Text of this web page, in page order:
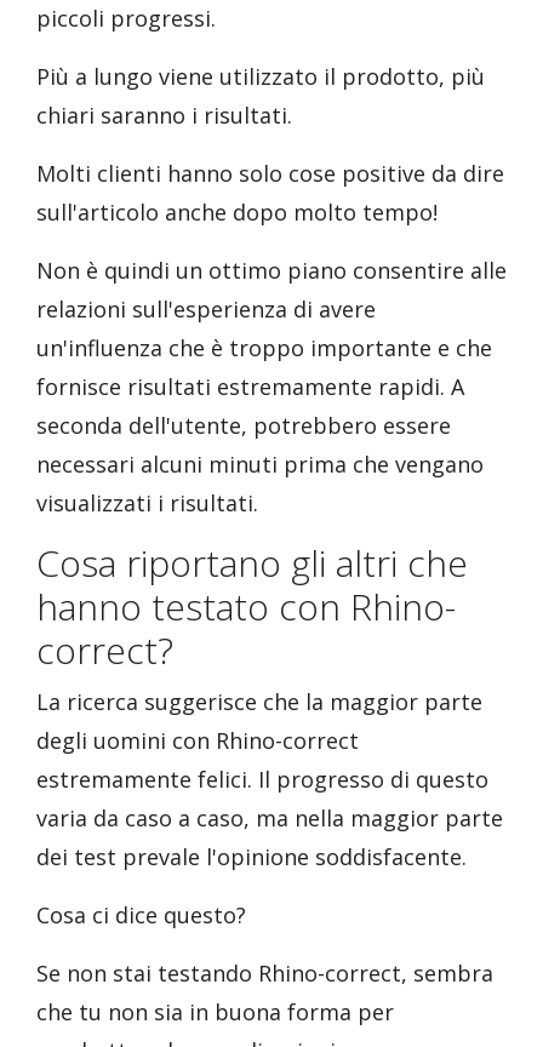
piccoli progressi.
Più a lungo viene utilizzato il prodotto, più
chiari saranno i risultati.
Molti clienti hanno solo cose positive da dire
sull'articolo anche dopo molto tempo!
Non è quindi un ottimo piano consentire alle
relazioni sull'esperienza di avere
un'influenza che è troppo importante e che
fornisce risultati estremamente rapidi. A
seconda dell'utente, potrebbero essere
necessari alcuni minuti prima che vengano
visualizzati i risultati.
Cosa riportano gli altri che
hanno testato con Rhino-
correct?
La ricerca suggerisce che la maggior parte
degli uomini con Rhino-correct
estremamente felici. Il progresso di questo
varia da caso a caso, ma nella maggior parte
dei test prevale l'opinione soddisfacente.
Cosa ci dice questo?
Se non stai testando Rhino-correct, sembra
che tu non sia in buona forma per